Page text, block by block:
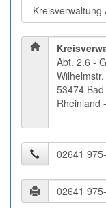
Abt. 2.6 -
53474
Rheinland